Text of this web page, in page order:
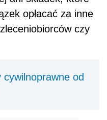
opłacać za inne
czy
cywilnoprawne od